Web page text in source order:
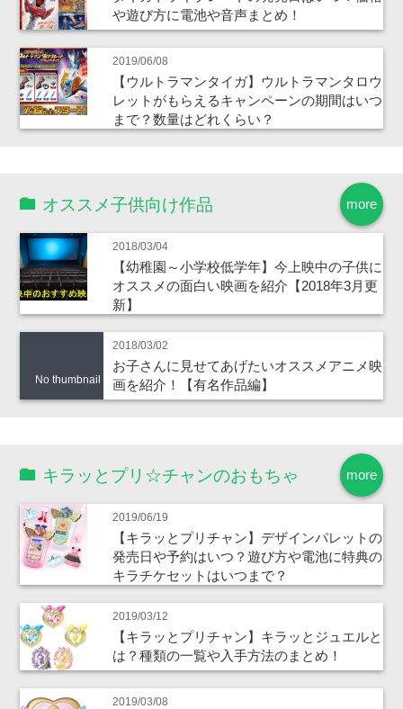
や遊び方に電池や音声まとめ！
2019/06/08
【ウルトラマンタイガ】ウルトラマンタロウ
レットがもらえるキャンペーンの期間はいつ
まで？数量はどれくらい？
more
オススメ子供向け作品
2018/03/04
【幼稚園～小学校低学年】今上映中の子供に
オススメの面白い映画を紹介【2018年3月更
新】
No thumbnail
2018/03/02
お子さんに見せてあげたいオススメアニメ映
画を紹介！【有名作品編】
more
キラッとプリ☆チャンのおもちゃ
2019/06/19
【キラッとプリチャン】デザインパレットの
発売日や予約はいつ？遊び方や電池に特典の
キラチケセットはいつまで？
2019/03/12
【キラッとプリチャン】キラッとジュエルと
は？種類の一覧や入手方法のまとめ！
2019/03/08